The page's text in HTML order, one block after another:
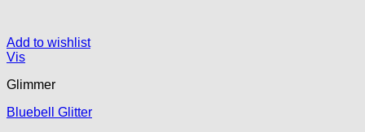
Add to wishlist
Vis
Glimmer
Bluebell Glitter